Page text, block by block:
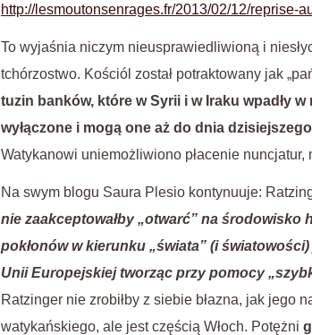
http://lesmoutonsenrages.fr/2013/02/12/reprise-
To wyjaśnia niczym nieusprawiedliwioną i
tchórzostwo. Kościól został potraktowany jak
tuzin banków, które w Syrii i w Iraku wpadły
wyłączone i mogą one aż do dnia
Watykanowi uniemożliwiono płacenie
Na swym blogu Saura Plesio kontynuuje:
nie zaakceptowałby „otwarć” na środowisko
pokłonów w kierunku „świata” (i
Unii Europejskiej tworząc przy pomocy
Ratzinger nie zrobiłby z siebie błazna, jak jego
watykańskiego, ale jest częścią Włoch. Potężni